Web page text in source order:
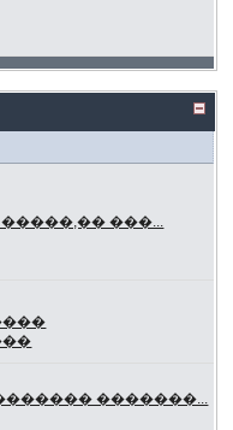
���...
�������...